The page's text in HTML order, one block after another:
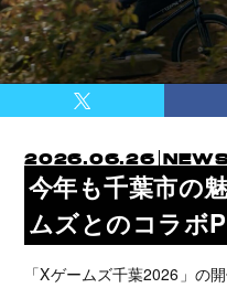
2026.06.26
今年も千葉市の
ムズとのコラボ
「Xゲームズ千葉2026」の